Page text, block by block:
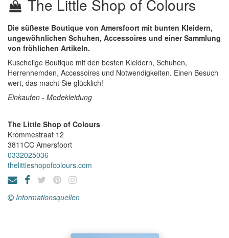
The Little Shop of Colours
Die süßeste Boutique von Amersfoort mit bunten Kleidern,
ungewöhnlichen Schuhen, Accessoires und einer Sammlung
von fröhlichen Artikeln.
Kuschelige Boutique mit den besten Kleidern, Schuhen,
Herrenhemden, Accessoires und Notwendigkeiten. Einen Besuch
wert, das macht Sie glücklich!
Einkaufen - Modekleidung
The Little Shop of Colours
Krommestraat 12
3811CC Amersfoort
0332025036
thelittleshopofcolours.com
Informationsquellen